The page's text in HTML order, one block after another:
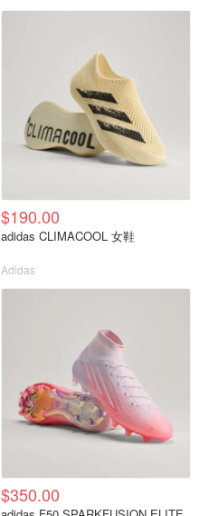
$190.00
adidas CLIMACOOL 女鞋
Adidas
$350.00